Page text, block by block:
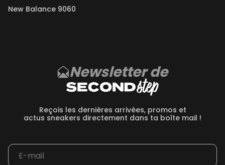
New Balance 9060
Newsletter de
Reçois les dernières arrivées, promos et
actus sneakers directement dans ta boîte mail !